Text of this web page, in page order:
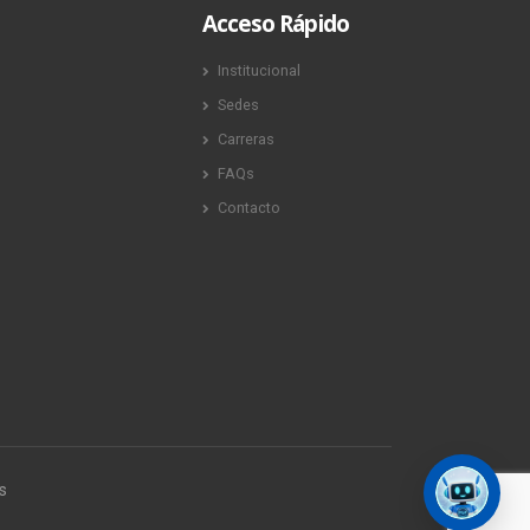
Acceso Rápido
Institucional
Sedes
Carreras
FAQs
Contacto